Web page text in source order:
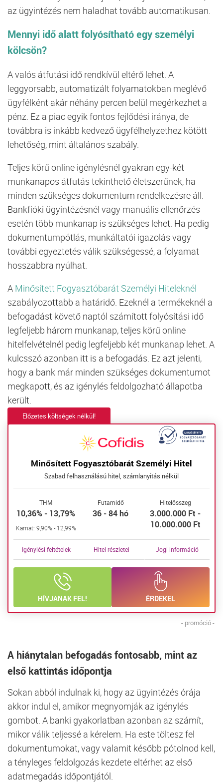
az ügyintézés nem haladhat tovább automatikusan.
Mennyi idő alatt folyósítható egy személyi
kölcsön?
A valós átfutási idő rendkívül eltérő lehet. A
leggyorsabb, automatizált folyamatokban meglévő
ügyfélként akár néhány percen belül megérkezhet a
pénz. Ez a piac egyik fontos fejlődési iránya, de
továbbra is inkább kedvező ügyfélhelyzethez kötött
lehetőség, mint általános szabály.
Teljes körű online igénylésnél gyakran egy-két
munkanapos átfutás tekinthető életszerűnek, ha
minden szükséges dokumentum rendelkezésre áll.
Bankfióki ügyintézésnél vagy manuális ellenőrzés
esetén több munkanap is szükséges lehet. Ha pedig
dokumentumpótlás, munkáltatói igazolás vagy
további egyeztetés válik szükségessé, a folyamat
hosszabbra nyúlhat.
A Minősített Fogyasztóbarát Személyi Hiteleknél
szabályozottabb a határidő. Ezeknél a termékeknél a
befogadást követő naptól számított folyósítási idő
legfeljebb három munkanap, teljes körű online
hitelfelvételnél pedig legfeljebb két munkanap lehet. A
kulcsszó azonban itt is a befogadás. Ez azt jelenti,
hogy a bank már minden szükséges dokumentumot
megkapott, és az igénylés feldolgozható állapotba
került.
Előzetes költségek nélkül!
Minősített Fogyasztóbarát Személyi Hitel
Szabad felhasználású hitel, számlanyitás nélkül
THM
10,36% - 13,79%
Kamat: 9,90% - 12,99%
Futamidő
36 - 84 hó
Hitelösszeg
3.000.000 Ft -
10.000.000 Ft
Igénylési feltételek Hitel részletei Jogi információ
HÍVJANAK FEL! ÉRDEKEL
- promóció -
A hiánytalan befogadás fontosabb, mint az
első kattintás időpontja
Sokan abból indulnak ki, hogy az ügyintézés órája
akkor indul el, amikor megnyomják az igénylés
gombot. A banki gyakorlatban azonban az számít,
mikor válik teljessé a kérelem. Ha este töltesz fel
dokumentumokat, vagy valamit később pótolnod kell,
a tényleges feldolgozás kezdete eltérhet az első
adatmegadás időpontjától.